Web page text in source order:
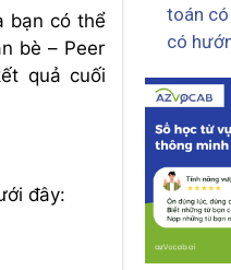
bạn có thể
bè – Peer
quả cuối
đây:
toán
có